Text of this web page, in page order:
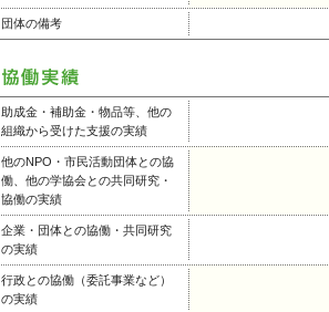
団体の備考
助成金・補助金・物品等、他の
組織から受けた支援の実績
他のNPO・市民活動団体との協
働、他の学協会との共同研究・
協働の実績
企業・団体との協働・共同研究
の実績
行政との協働（委託事業など）
の実績